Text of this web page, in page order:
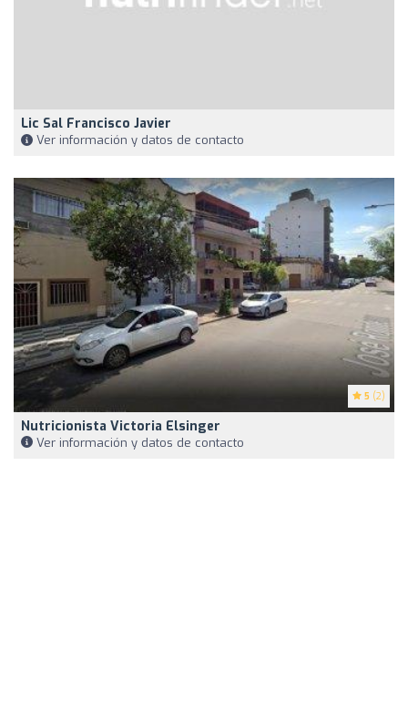
Lic Sal Francisco Javier
Ver información y datos de contacto
5 (2)
Nutricionista Victoria Elsinger
Ver información y datos de contacto